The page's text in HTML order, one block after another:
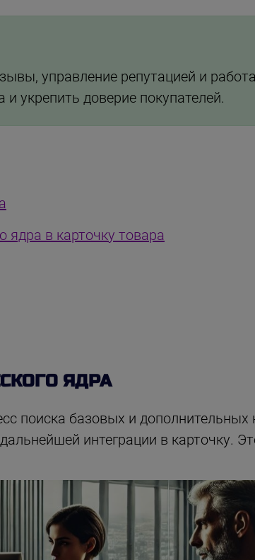
управление репутацией и
укрепить доверие покупателей.
ядра в карточку товара
ЯДРА
поиска базовых и
интеграции в карточку.